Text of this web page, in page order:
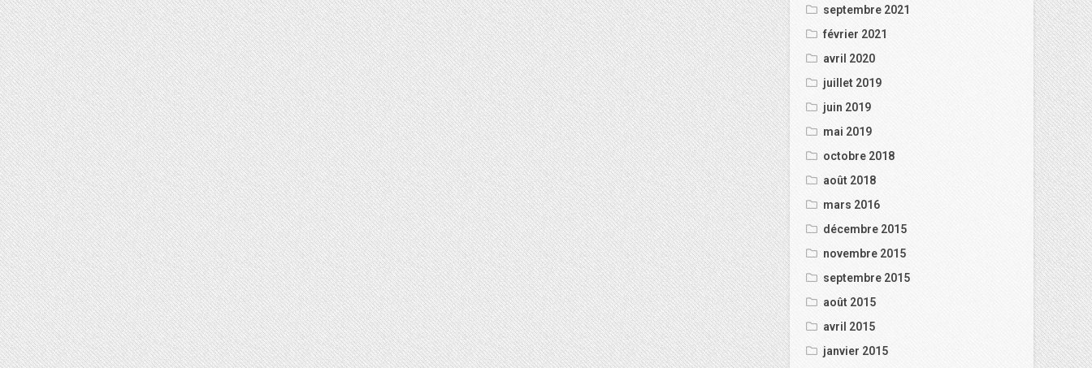
septembre 2021
février 2021
avril 2020
juillet 2019
juin 2019
mai 2019
octobre 2018
août 2018
mars 2016
décembre 2015
novembre 2015
septembre 2015
août 2015
avril 2015
janvier 2015